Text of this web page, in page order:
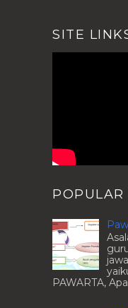
SITE
POPULAR
PAWARTA,